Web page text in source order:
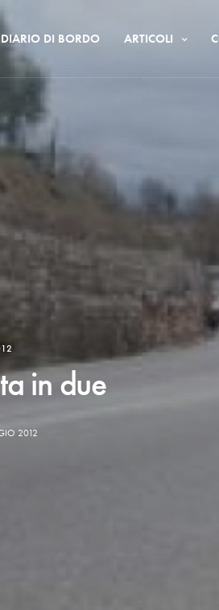
DIARIO DI BORDO ARTICOLI
in due
2012